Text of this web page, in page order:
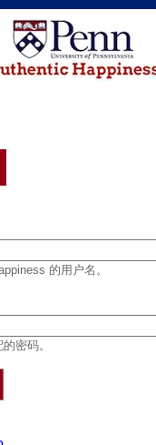
的用户名。
密码。